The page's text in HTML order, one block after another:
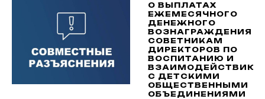
О ВЫПЛАТАХ
ЕЖЕМЕСЯЧНОГО
ДЕНЕЖНОГО
ВОЗНАГРАЖДЕНИЯ
СОВЕТНИКАМ
ДИРЕКТОРОВ ПО
ВОСПИТАНИЮ И
ВЗАИМОДЕЙСТВИЮ
С ДЕТСКИМИ
ОБЩЕСТВЕННЫМИ
ОБЪЕДИНЕНИЯМИ